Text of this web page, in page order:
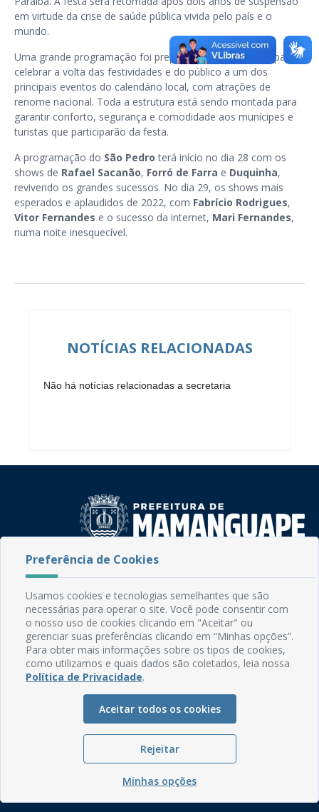
em virtude da crise de saúde pública vivida pelo país e o
mundo.
Uma grande programação foi preparada pelo município para
celebrar a volta das festividades e do público a um dos
principais eventos do calendário local, com atrações de
renome nacional. Toda a estrutura está sendo montada para
garantir conforto, segurança e comodidade aos munícipes e
turistas que participarão da festa.
A programação do São Pedro terá início no dia 28 com os
shows de Rafael Sacanão, Forró de Farra e Duquinha,
revivendo os grandes sucessos. No dia 29, os shows mais
esperados e aplaudidos de 2022, com Fabrício Rodrigues,
Vitor Fernandes e o sucesso da internet, Mari Fernandes,
numa noite inesquecível.
NOTÍCIAS RELACIONADAS
Não há notícias relacionadas a secretaria
Fone: (83) 3292-2246
Email: comunicacao@mamanguape.pb.gov.br
Expediente: Segunda à Sexta, das 08h às 13h
Mapa do Site
Perguntas frequentes
Manual de Navegação
Glossário
Ouvidoria
Preferência de Cookies
Usamos cookies e tecnologias semelhantes que são
necessárias para operar o site. Você pode consentir com
o nosso uso de cookies clicando em "Aceitar" ou
gerenciar suas preferências clicando em “Minhas opções”.
Para obter mais informações sobre os tipos de cookies,
como utilizamos e quais dados são coletados, leia nossa
Política de Privacidade.
Aceitar todos os cookies
Rejeitar
Minhas opções